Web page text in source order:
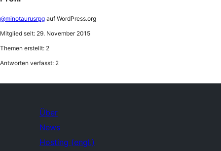
@minotaurusrpg auf WordPress.org
Mitglied seit: 29. November 2015
Themen erstellt: 2
Antworten verfasst: 2
Über
News
Hosting (engl.)